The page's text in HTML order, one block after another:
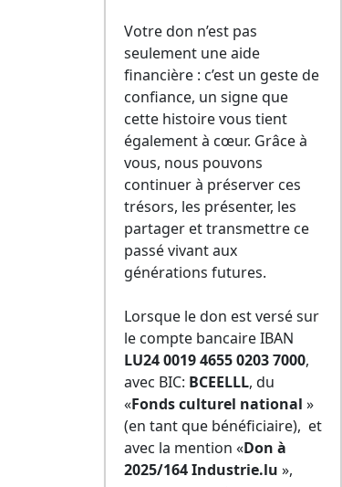
Votre don n’est pas
seulement une aide
financière : c’est un geste de
confiance, un signe que
cette histoire vous tient
également à cœur. Grâce à
vous, nous pouvons
continuer à préserver ces
trésors, les présenter, les
partager et transmettre ce
passé vivant aux
générations futures.
Lorsque le don est versé sur
le compte bancaire IBAN
LU24 0019 4655 0203 7000,
avec BIC: BCEELLL, du
«Fonds culturel national »
(en tant que bénéficiaire), et
avec la mention «Don à
2025/164 Industrie.lu »,